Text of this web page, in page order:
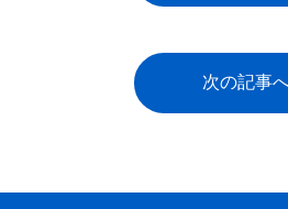
次の記事